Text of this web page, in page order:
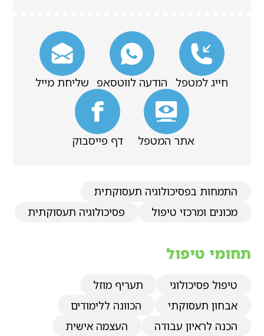
חייג למטפל הודעה לווטסאפ שליחת מייל
אתר המטפל דף פייסבוק
התמחות בפסיכולוגיה תעסוקתית
מכונים ומרכזי טיפול
פסיכולוגיה תעסוקתית
תחומי טיפול
טיפול פסיכולוגי
תעריף מוזל
אבחון תעסוקתי
הכוונה ללימודים
הכנה לראיון עבודה
העצמה אישית